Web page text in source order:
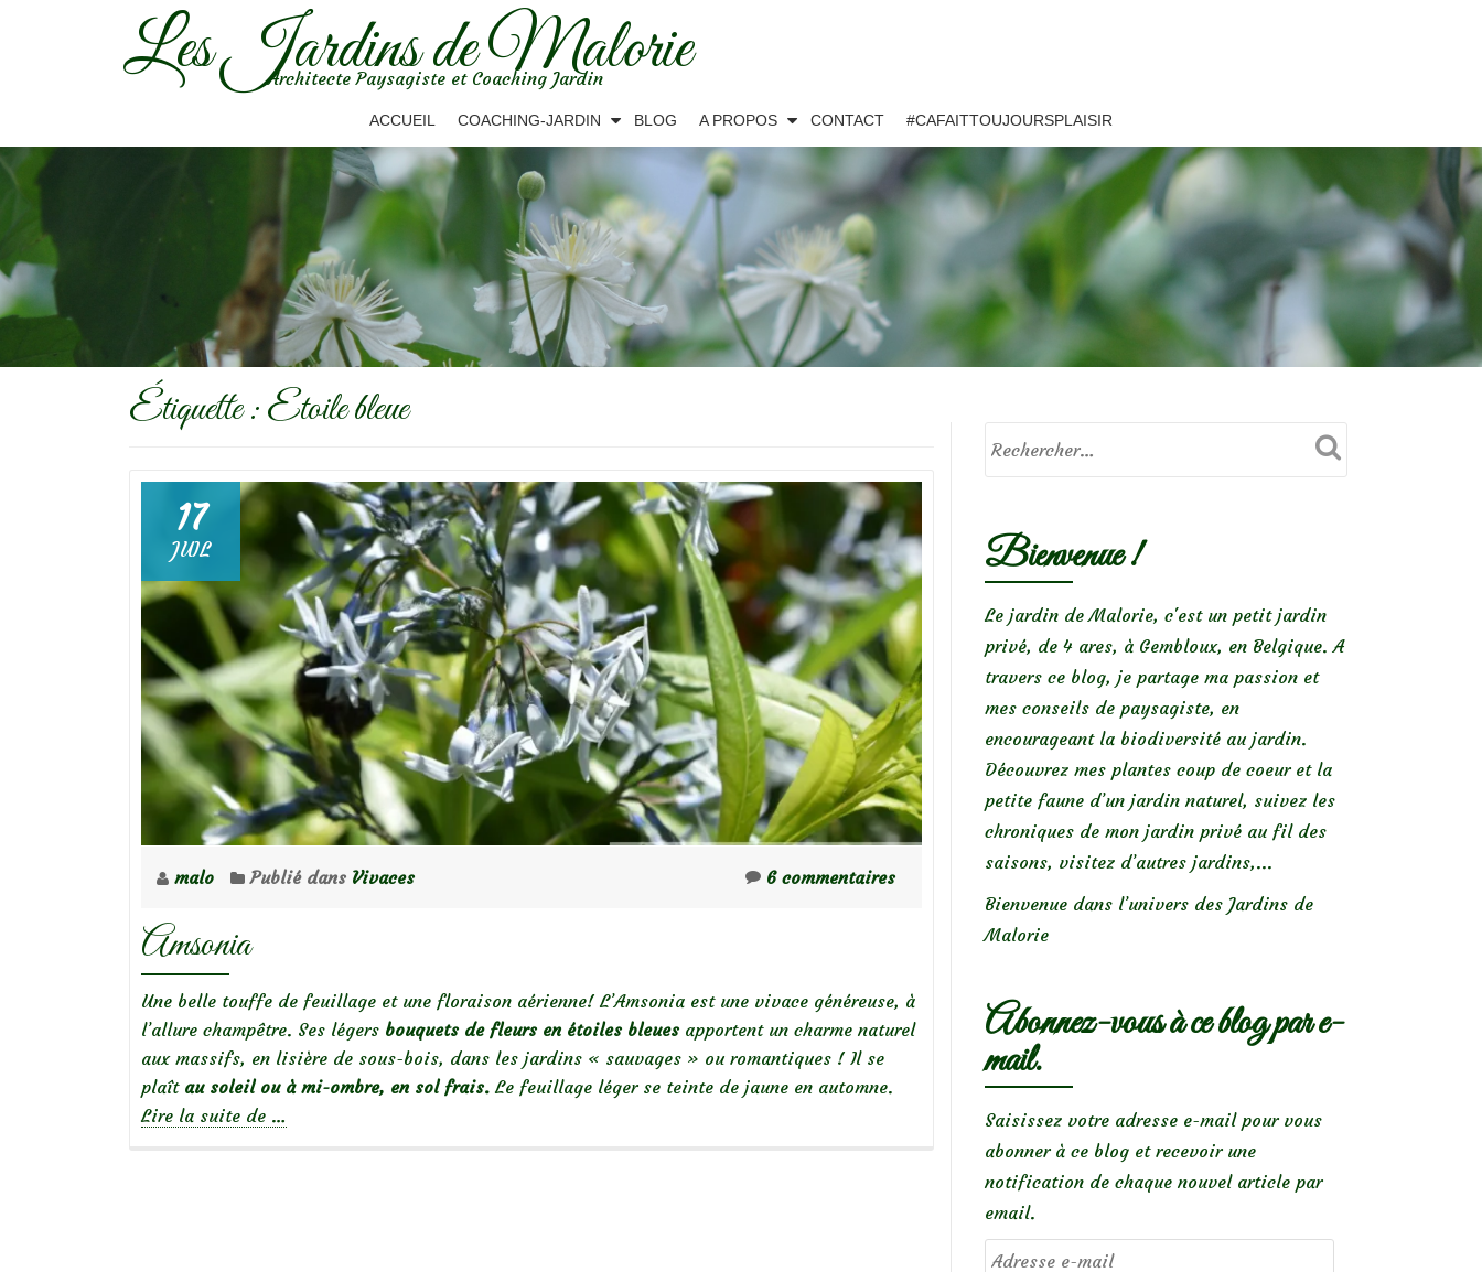
Les Jardins de Malorie
Architecte Paysagiste et Coaching Jardin
ACCUEIL COACHING-JARDIN BLOG A PROPOS CONTACT #CAFAITTOUJOURSPLAISIR
Étiquette :Etoile bleue
17
JUIL
malo Publié dans Vivaces 6 commentaires
Amsonia
Une belle touffe de feuillage et une floraison aérienne! L’Amsonia est une vivace généreuse, à
l’allure champêtre. Ses légers bouquets de fleurs en étoiles bleues apportent un charme naturel
aux massifs, en lisière de sous-bois, dans les jardins « sauvages » ou romantiques ! Il se
plaît au soleil ou à mi-ombre, en sol frais. Le feuillage léger se teinte de jaune en automne.
Lire la suite de …
Bienvenue !
Le jardin de Malorie, c'est un petit jardin
privé, de 4 ares, à Gembloux, en Belgique. A
travers ce blog, je partage ma passion et
mes conseils de paysagiste, en
encourageant la biodiversité au jardin.
Découvrez mes plantes coup de coeur et la
petite faune d’un jardin naturel, suivez les
chroniques de mon jardin privé au fil des
saisons, visitez d’autres jardins,...
Bienvenue dans l’univers des Jardins de
Malorie
Abonnez-vous à ce blog par e-
mail.
Saisissez votre adresse e-mail pour vous
abonner à ce blog et recevoir une
notification de chaque nouvel article par
email.
Adresse